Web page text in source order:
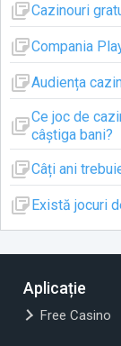
Cazinouri
Compania
Audiența
Ce joc de
câștiga bani?
Câți ani
Există jocuri
Aplicație
Free Casino